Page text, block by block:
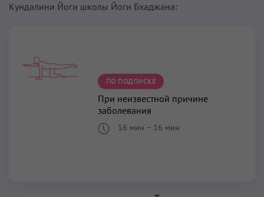
Кундалини Йоги школы Йоги Бхаджана:
ПО ПОДПИСКЕ
При неизвестной причине
заболевания
16 мин – 16 мин